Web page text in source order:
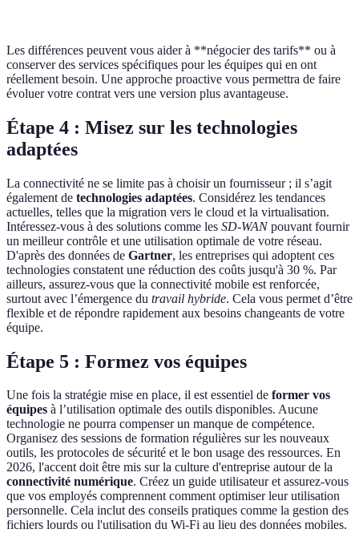
Les différences peuvent vous aider à **négocier des tarifs** ou à
conserver des services spécifiques pour les équipes qui en ont
réellement besoin. Une approche proactive vous permettra de faire
évoluer votre contrat vers une version plus avantageuse.
Étape 4 : Misez sur les technologies
adaptées
La connectivité ne se limite pas à choisir un fournisseur ; il s’agit
également de technologies adaptées. Considérez les tendances
actuelles, telles que la migration vers le cloud et la virtualisation.
Intéressez-vous à des solutions comme les SD-WANpouvant fournir
un meilleur contrôle et une utilisation optimale de votre réseau.
D'après des données de Gartner, les entreprises qui adoptent ces
technologies constatent une réduction des coûts jusqu'à 30 %. Par
ailleurs, assurez-vous que la connectivité mobile est renforcée,
surtout avec l’émergence du travail hybride. Cela vous permet d’être
flexible et de répondre rapidement aux besoins changeants de votre
équipe.
Étape 5 : Formez vos équipes
Une fois la stratégie mise en place, il est essentiel de former vos
équipes à l’utilisation optimale des outils disponibles. Aucune
technologie ne pourra compenser un manque de compétence.
Organisez des sessions de formation régulières sur les nouveaux
outils, les protocoles de sécurité et le bon usage des ressources. En
2026, l'accent doit être mis sur la culture d'entreprise autour de la
connectivité numérique. Créez un guide utilisateur et assurez-vous
que vos employés comprennent comment optimiser leur utilisation
personnelle. Cela inclut des conseils pratiques comme la gestion des
fichiers lourds ou l'utilisation du Wi-Fi au lieu des données mobiles.